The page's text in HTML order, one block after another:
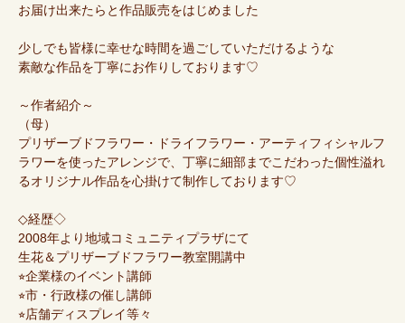
お届け出来たらと作品販売をはじめました
少しでも皆様に幸せな時間を過ごしていただけるような
素敵な作品を丁寧にお作りしております♡
～作者紹介～
（母）
プリザーブドフラワー・ドライフラワー・アーティフィシャルフ
ラワーを使ったアレンジで、丁寧に細部までこだわった個性溢れ
るオリジナル作品を心掛けて制作しております♡
◇経歴◇
2008年より地域コミュニティプラザにて
生花＆プリザーブドフラワー教室開講中
⭐︎企業様のイベント講師
⭐︎市・行政様の催し講師
⭐︎店舗ディスプレイ等々